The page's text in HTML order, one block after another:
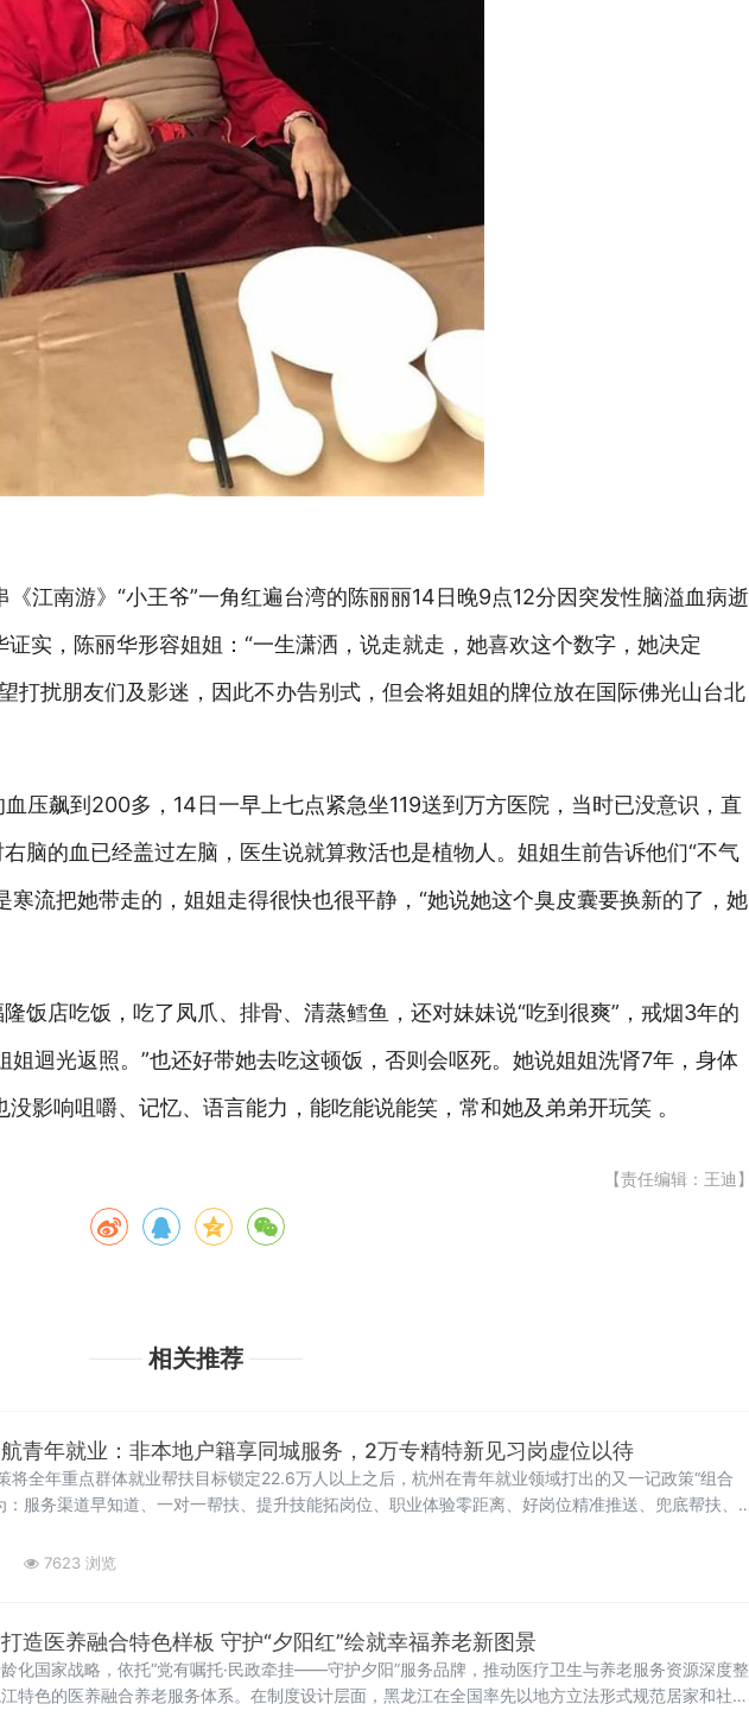
江南游》“小王爷”一角红遍台湾的陈丽丽14日晚9点12分因突发性脑溢血病逝
实，陈丽华形容姐姐：“一生潇洒，说走就走，她喜欢这个数字，她决定
打扰朋友们及影迷，因此不办告别式，但会将姐姐的牌位放在国际佛光山台北
压飙到200多，14日一早上七点紧急坐119送到万方医院，当时已没意识，直
脑的血已经盖过左脑，医生说就算救活也是植物人。姐姐生前告诉他们“不气
寒流把她带走的，姐姐走得很快也很平静，“她说她这个臭皮囊要换新的了，她
饭店吃饭，吃了凤爪、排骨、清蒸鳕鱼，还对妹妹说“吃到很爽”，戒烟3年的
姐迴光返照。”也还好带她去吃这顿饭，否则会呕死。她说姐姐洗肾7年，身体
影响咀嚼、记忆、语言能力，能吃能说能笑，常和她及弟弟开玩笑 。
【责任编辑：王迪】
相关推荐
青年就业：非本地户籍享同城服务，2万专精特新见习岗虚位以待
将全年重点群体就业帮扶目标锁定22.6万人以上之后，杭州在青年就业领域打出的又一记政策“组合
：服务渠道早知道、一对一帮扶、提升技能拓岗位、职业体验零距离、好岗位精准推送、兜底帮扶、
7623 浏览
造医养融合特色样板 守护“夕阳红”绘就幸福养老新图景
化国家战略，依托“党有嘱托·民政牵挂——守护夕阳”服务品牌，推动医疗卫生与养老服务资源深度整
特色的医养融合养老服务体系。在制度设计层面，黑龙江在全国率先以地方立法形式规范居家和社区